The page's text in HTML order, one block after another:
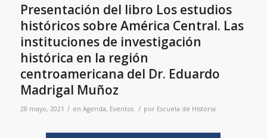
Presentación del libro Los estudios
históricos sobre América Central. Las
instituciones de investigación
histórica en la región
centroamericana del Dr. Eduardo
Madrigal Muñoz
28 mayo, 2021 / en Agenda, Eventos / por Escuela de Historia